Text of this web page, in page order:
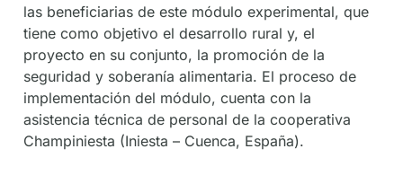
las beneficiarias de este módulo experimental, que
tiene como objetivo el desarrollo rural y, el
proyecto en su conjunto, la promoción de la
seguridad y soberanía alimentaria. El proceso de
implementación del módulo, cuenta con la
asistencia técnica de personal de la cooperativa
Champiniesta (Iniesta – Cuenca, España).